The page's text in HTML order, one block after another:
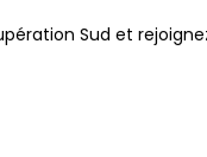
Sud et